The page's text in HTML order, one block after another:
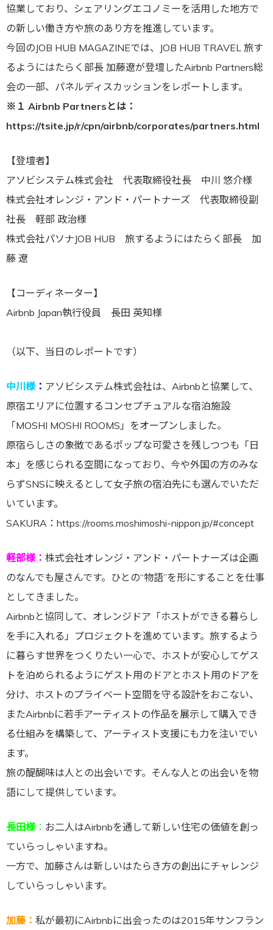
協業しており、シェアリングエコノミーを活用した地方で
の新しい働き方や旅のあり方を推進しています。
今回のJOB HUB MAGAZINEでは、JOB HUB TRAVEL 旅す
るようにはたらく部長 加藤遼が登壇したAirbnb Partners総
会の一部、パネルディスカッションをレポートします。
※１ Airbnb Partnersとは：
https://tsite.jp/r/cpn/airbnb/corporates/partners.html
【登壇者】
アソビシステム株式会社 代表取締役社長 中川 悠介様
株式会社オレンジ・アンド・パートナーズ 代表取締役副
社長 軽部 政治様
株式会社パソナJOB HUB 旅するようにはたらく部長 加
藤 遼
【コーディネーター】
Airbnb Japan執行役員 長田 英知様
（以下、当日のレポートです）
中川様 ： アソビシステム株式会社は、Airbnbと協業して、
原宿エリアに位置するコンセプチュアルな宿泊施設
「MOSHI MOSHI ROOMS」をオープンしました。
原宿らしさの象徴であるポップな可愛さを残しつつも「日
本」を感じられる空間になっており、今や外国の方のみな
らずSNSに映えるとして女子旅の宿泊先にも選んでいただ
いています。
SAKURA：https://rooms.moshimoshi-nippon.jp/#concept
軽部様： 株式会社オレンジ・アンド・パートナーズは企画
のなんでも屋さんです。ひとの“物語”を形にすることを仕事
としてきました。
Airbnbと協同して、オレンジドア「ホストができる暮らし
を手に入れる」プロジェクトを進めています。旅するよう
に暮らす世界をつくりたい一心で、ホストが安心してゲス
トを泊められるようにゲスト用のドアとホスト用のドアを
分け、ホストのプライベート空間を守る設計をおこない、
またAirbnbに若手アーティストの作品を展示して購入でき
る仕組みを構築して、アーティスト支援にも力を注いでい
ます。
旅の醍醐味は人との出会いです。 そんな人との出会いを物
語にして提供しています。
長田様 ： お二人はAirbnbを通して新しい住宅の価値を創っ
ていらっしゃいますね。
一方で、加藤さんは新しいはたらき方の創出にチャレンジ
していらっしゃいます。
加藤： 私が最初にAirbnbに出会ったのは2015年サンフラン